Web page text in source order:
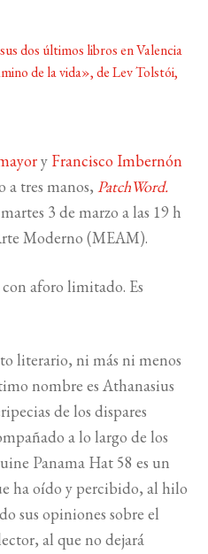
MI CUENTA
LISTA DE LIBROS
dos últimos libros en Valencia
de la vida», de Lev Tolstói,
y Francisco Imbernón
a tres manos, PatchWord.
3 de marzo a las 19 h
Moderno (MEAM).
aforo limitado. Es
literario, ni más ni menos
nombre es Athanasius
de los dispares
a lo largo de los
Panama Hat 58 es un
ha oído y percibido, al hilo
sus opiniones sobre el
al que no dejará